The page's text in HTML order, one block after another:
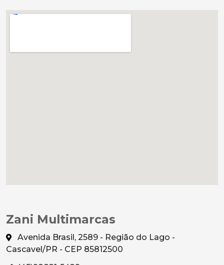
Zani Multimarcas
Avenida Brasil, 2589 - Região do Lago -
Cascavel/PR - CEP 85812500